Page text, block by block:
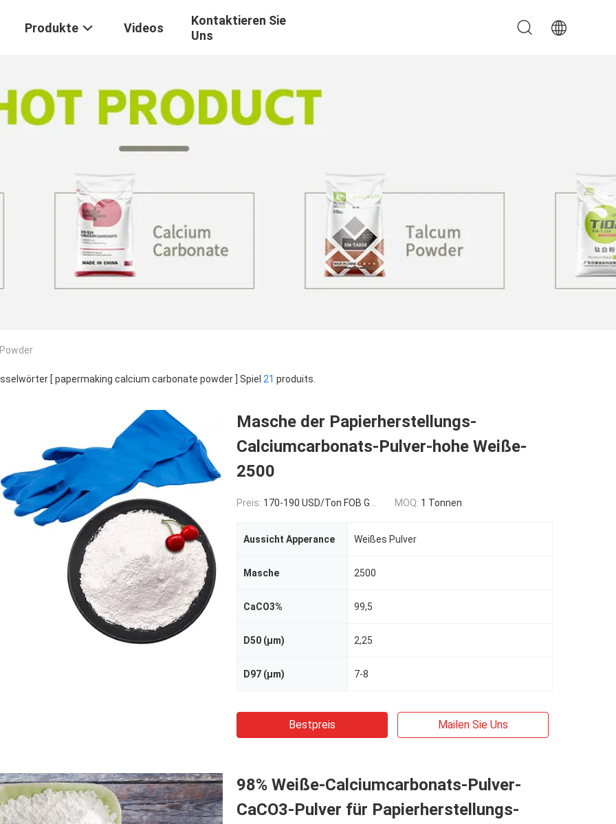
Produkte Videos
Kontaktieren Sie
Uns
[ papermaking calcium carbonate powder ] Spiel 21 produits.
Masche der Papierherstellungs-
Calciumcarbonats-Pulver-hohe Weiße-
2500
Preis: 170-190 USD/Ton FOB Guangzhou,China MOQ: 1 Tonnen
Aussicht Apperance Weißes Pulver
Masche 2500
CaCO3% 99,5
D50 (μm) 2,25
D97 (μm) 7-8
Bestpreis Mailen Sie Uns
98% Weiße-Calciumcarbonats-Pulver-
CaCO3-Pulver für Papierherstellungs-